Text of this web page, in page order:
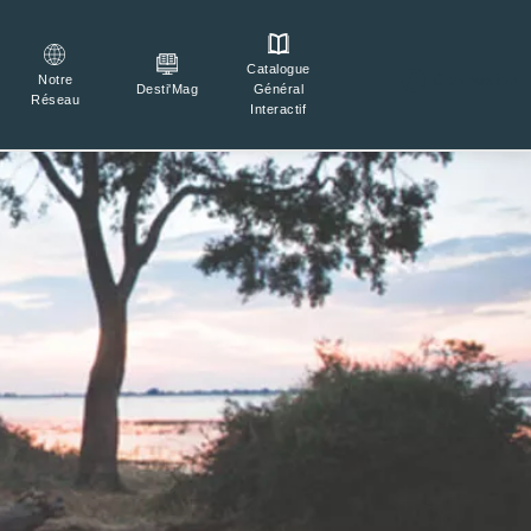
Notre
Réseau
Desti'Mag
Catalogue
Général
Interactif